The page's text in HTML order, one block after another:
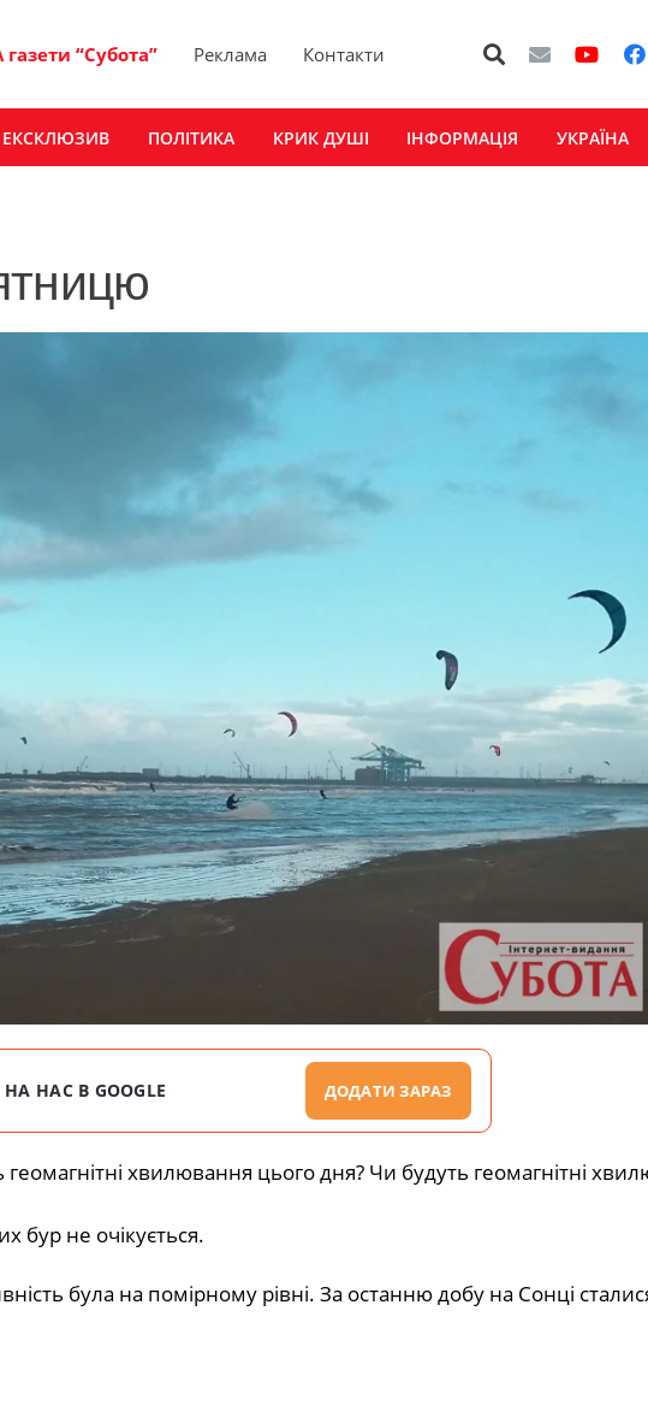
“Субота” Реклама Контакти
ЕКСКЛЮЗИВ ПОЛІТИКА КРИК ДУШІ ІНФОРМАЦІЯ УКРАЇНА
НАС В GOOGLE ДОДАТИ ЗАРАЗ
хвилювання цього дня? Чи будуть геомагнітні
бур не очікується.
була на помірному рівні. За останню добу на Сонці